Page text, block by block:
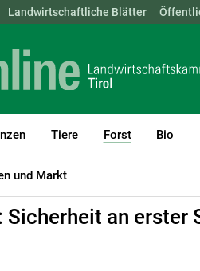
ÖSTERREICH BGLD
Landwirtschaftliche Blätter
Tiere Forst
(current)1
Bio
und Markt
Arbeits- & Forsttechnik
Sicherheit an erster